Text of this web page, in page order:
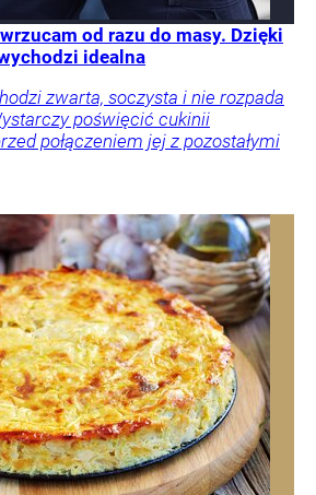
od razu do masy. Dzięki
idealna
zwarta, soczysta i nie rozpada
poświęcić cukinii
połączeniem jej z pozostałymi